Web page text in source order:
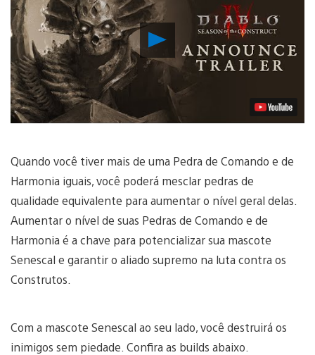
Reproduzir
Vídeo
Quando você tiver mais de uma Pedra de Comando e de
Harmonia iguais, você poderá mesclar pedras de
qualidade equivalente para aumentar o nível geral delas.
Aumentar o nível de suas Pedras de Comando e de
Harmonia é a chave para potencializar sua mascote
Senescal e garantir o aliado supremo na luta contra os
Construtos.
Com a mascote Senescal ao seu lado, você destruirá os
inimigos sem piedade. Confira as builds abaixo.